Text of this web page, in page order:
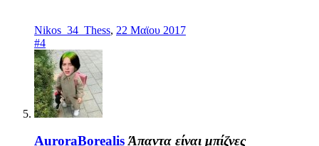
Nikos_34_Thess, 22 Μαϊου 2017
#4
AuroraBorealis Άπαντα είναι μπίζνες